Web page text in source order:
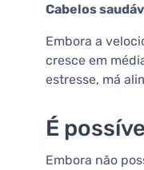
Cabelos
Embora a
cresce em
estresse, má
É
Embora não